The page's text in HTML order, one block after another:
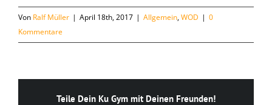
Von Ralf Müller | April 18th, 2017 | Allgemein,WOD | 0
Kommentare
Teile Dein Ku Gym mit Deinen Freunden!